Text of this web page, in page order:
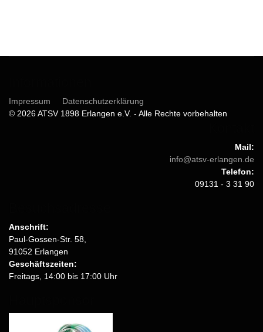
Impressum
Datenschutzerklärung
© 2026 ATSV 1898 Erlangen e.V. - Alle Rechte vorbehalten
Mail:
info@atsv-erlangen.de
Telefon:
09131 - 3 31 90
Anschrift:
Paul-Gossen-Str. 58,
91052 Erlangen
Geschäftszeiten:
Freitags, 14:00 bis 17:00 Uhr